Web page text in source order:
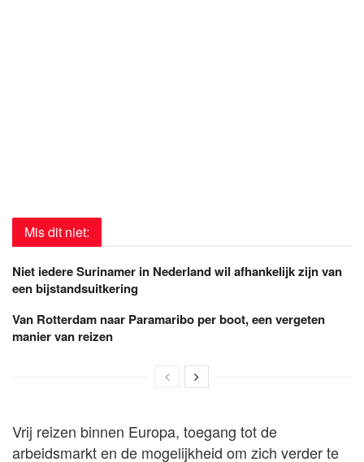
Mis dit niet:
Niet iedere Surinamer in Nederland wil afhankelijk zijn van
een bijstandsuitkering
Van Rotterdam naar Paramaribo per boot, een vergeten
manier van reizen
Vrij reizen binnen Europa, toegang tot de
arbeidsmarkt en de mogelijkheid om zich verder te